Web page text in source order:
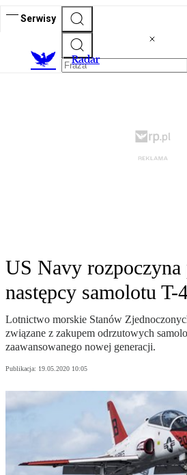
Serwisy
Radar
US Navy
następcy samolotu T-
Lotnictwo morskie Stanów
związane z zakupem odrzutowych
zaawansowanego nowej generacji.
Publikacja: 19.05.2020 10:05